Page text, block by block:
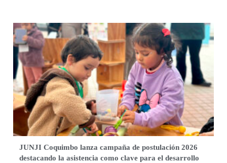
JUNJI Coquimbo lanza campaña de postulación 2026
destacando la asistencia como clave para el desarrollo